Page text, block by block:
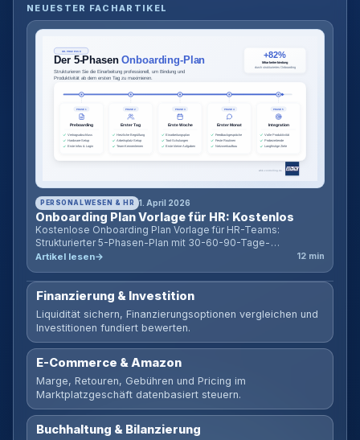
NEUESTER FACHARTIKEL
PERSONALWESEN & HR 1. April 2026
Onboarding Plan Vorlage für HR: Kostenlos
Kostenlose Onboarding Plan Vorlage für HR-Teams:
Strukturierter 5-Phasen-Plan mit 30-60-90-Tage-
Meilensteinen, Checklisten, Zeitplan-Rechner und Tipps für
Artikel lesen 12 min
Finanzierung & Investition
Liquidität sichern, Finanzierungsoptionen vergleichen und
Investitionen fundiert bewerten.
E-Commerce & Amazon
Marge, Retouren, Gebühren und Pricing im
Marktplatzgeschäft datenbasiert steuern.
Buchhaltung & Bilanzierung